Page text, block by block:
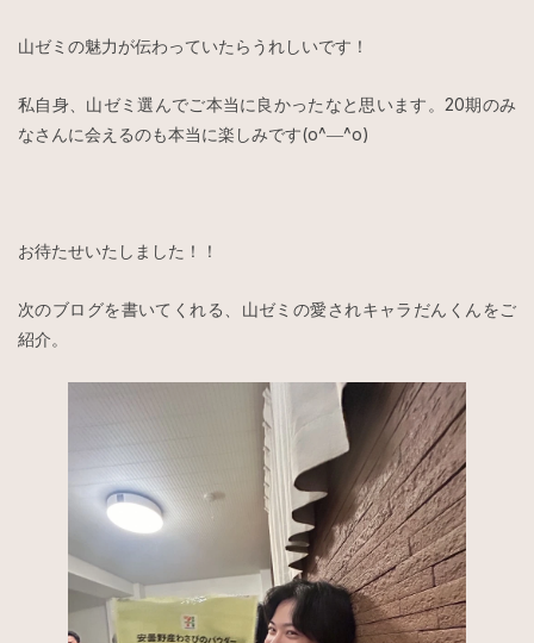
山ゼミの魅力が伝わっていたらうれしいです！
私自身、山ゼミ選んでご本当に良かったなと思います。20期のみ
なさんに会えるのも本当に楽しみです(o^―^o)
お待たせいたしました！！
次のブログを書いてくれる、山ゼミの愛されキャラだんくんをご
紹介。